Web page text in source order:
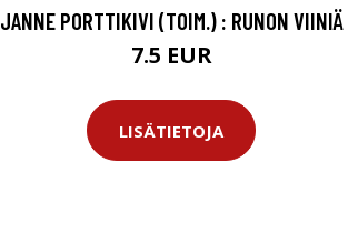
JANNE PORTTIKIVI (TOIM.) : RUNON VIINIÄ
7.5 EUR
LISÄTIETOJA